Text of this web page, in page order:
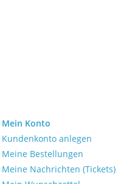
Mein Konto
Kundenkonto anlegen
Meine Bestellungen
Meine Nachrichten (Tickets)